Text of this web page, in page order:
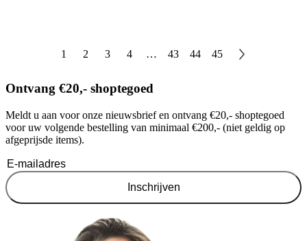
1 2 3 4 … 43 44 45
Ontvang €20,- shoptegoed
Meldt u aan voor onze nieuwsbrief en ontvang €20,- shoptegoed
voor uw volgende bestelling van minimaal €200,- (niet geldig op
afgeprijsde items).
Inschrijven